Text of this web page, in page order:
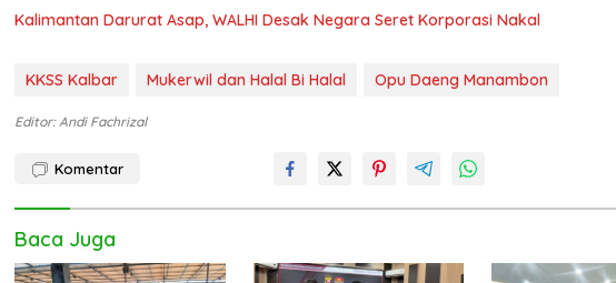
Kalimantan Darurat Asap, WALHI Desak Negara Seret Korporasi Nakal
KKSS Kalbar Mukerwil dan Halal Bi Halal Opu Daeng Manambon
Editor: Andi Fachrizal
Komentar
Baca Juga